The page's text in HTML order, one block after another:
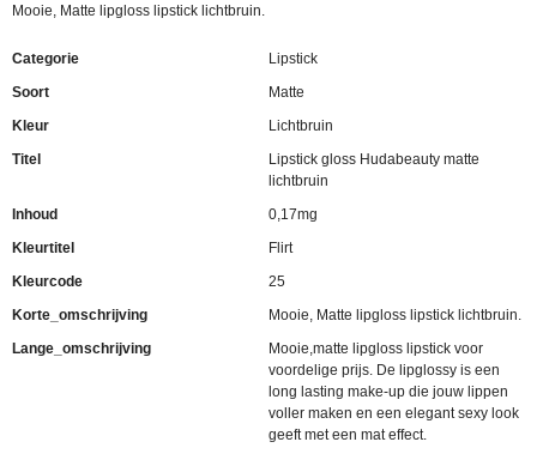
Mooie, Matte lipgloss lipstick lichtbruin.
Categorie
Lipstick
Soort
Matte
Kleur
Lichtbruin
Titel
Lipstick gloss Hudabeauty matte
lichtbruin
Inhoud
0,17mg
Kleurtitel
Flirt
Kleurcode
25
Korte_omschrijving
Mooie, Matte lipgloss lipstick lichtbruin.
Lange_omschrijving
Mooie,matte lipgloss lipstick voor
voordelige prijs. De lipglossy is een
long lasting make-up die jouw lippen
voller maken en een elegant sexy look
geeft met een mat effect.